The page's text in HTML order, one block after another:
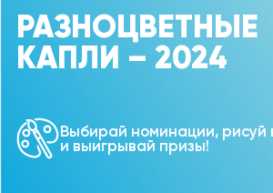
РАЗНОЦВЕТНЫЕ
КАПЛИ – 2024
Выбирай номинации, рисуй
и выигрывай призы!